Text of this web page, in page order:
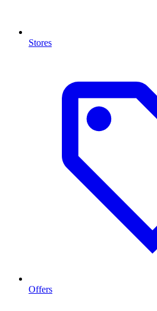
Stores
Offers